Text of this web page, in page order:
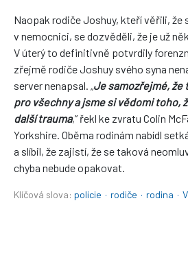
Naopak rodiče Joshuy, kteří věřili, že
v nemocnici, se dozvěděli, že je už
V úterý to definitivně potvrdily
zřejmě rodiče Joshuy svého syna
server nenapsal. „ Je samozřejmé, že
pro všechny a jsme si vědomi toho,
další trauma,” řekl ke zvratu Colin
Yorkshire. Oběma rodinám nabídl
a slíbil, že zajistí, že se taková
chyba nebude opakovat.
Klíčová slova: policie · rodiče · rodina ·